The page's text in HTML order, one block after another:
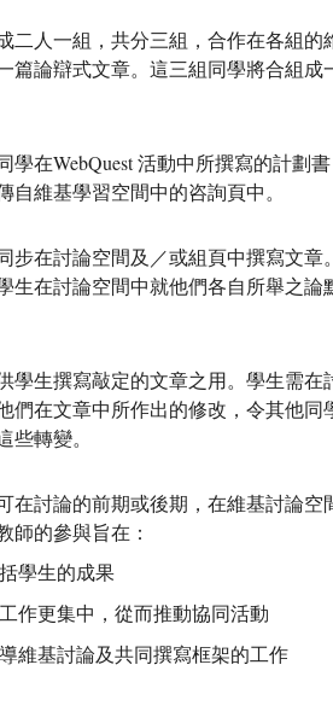
二人一組，共分三組，合作在各組的
篇論辯式文章。這三組同學將合組成
學在WebQuest 活動中所撰寫的計劃
自維基學習空間中的咨詢頁中。
步在討論空間及／或組頁中撰寫文章
生在討論空間中就他們各自所舉之論
學生撰寫敲定的文章之用。學生需在
們在文章中所作出的修改，令其他同
些轉變。
在討論的前期或後期，在維基討論空
師的參與旨在：
學生的成果
作更集中，從而推動協同活動
維基討論及共同撰寫框架的工作